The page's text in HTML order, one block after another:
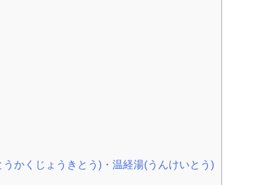
かくじょうきとう)・温経湯(うんけいとう)